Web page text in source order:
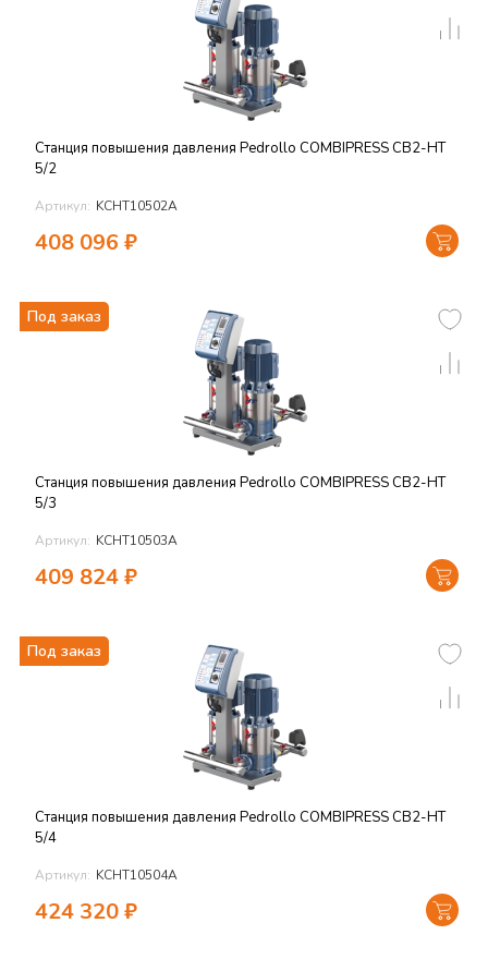
Станция повышения давления Pedrollo COMBIPRESS CB2-HT
5/2
Артикул: KCHT10502A
408 096 ₽
Под заказ
Станция повышения давления Pedrollo COMBIPRESS CB2-HT
5/3
Артикул: KCHT10503A
409 824₽
Под заказ
Станция повышения давления Pedrollo COMBIPRESS CB2-HT
5/4
Артикул: KCHT10504A
424 320₽